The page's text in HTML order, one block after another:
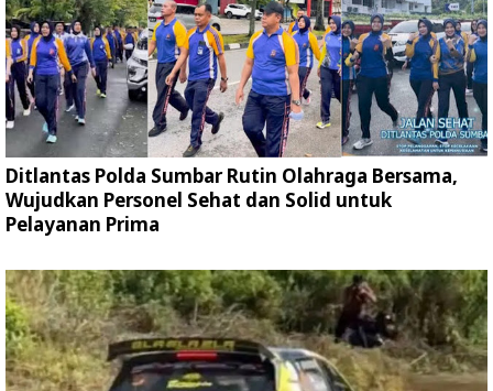
Ditlantas Polda Sumbar Rutin Olahraga Bersama,
Wujudkan Personel Sehat dan Solid untuk
Pelayanan Prima